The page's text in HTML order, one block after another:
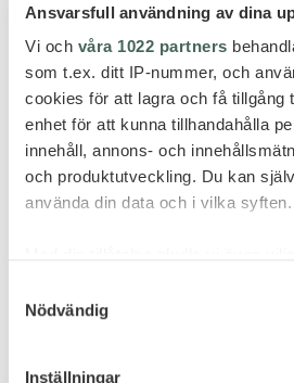
Ansvarsfull användning av dina
Vi och våra 1022 partners
som t.ex. ditt IP-nummer, och
cookies för att lagra och få tillgång
enhet för att kunna tillhandahålla
innehåll, annons- och
och produktutveckling. Du kan
använda din data och i vilka syften.
som kan ha en noggrannhet
Nödvändig
Inställningar
Mnemba